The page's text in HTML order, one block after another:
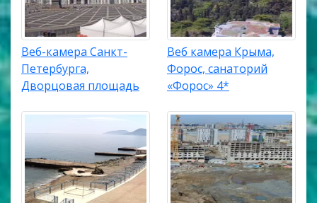
Веб-камера Санкт-
Петербурга,
Дворцовая площадь
Веб камера Крыма,
Форос, санаторий
«Форос» 4*